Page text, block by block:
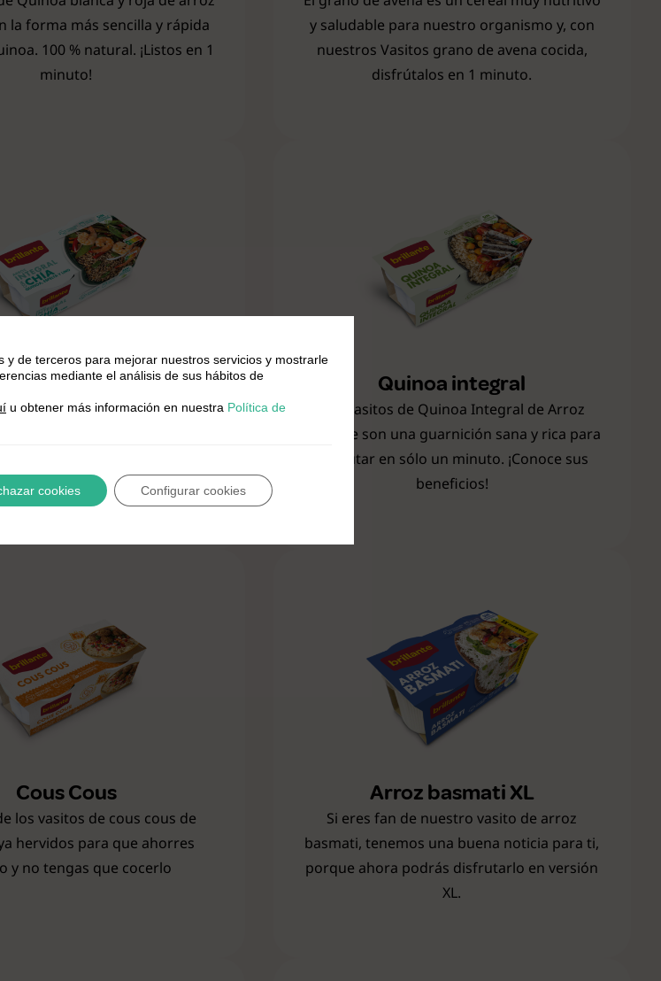
la forma más sencilla y rápida
100 % natural. ¡Listos en 1
minuto!
y saludable para nuestro organismo y, con
nuestros Vasitos grano de avena cocida,
disfrútalos en 1 minuto.
integral con Chía
a tu alimentación de forma
Quinoa integral
Los Vasitos de Quinoa Integral de Arroz
Brillante son una guarnición sana y rica para
disfrutar en sólo un minuto. ¡Conoce sus
beneficios!
Cous Cous
los vasitos de cous cous de
hervidos para que ahorres
y no tengas que cocerlo
Arroz basmati XL
Si eres fan de nuestro vasito de arroz
basmati, tenemos una buena noticia para ti,
porque ahora podrás disfrutarlo en versión
XL.
y de terceros para mejorar nuestros servicios y mostrarle
mediante el análisis de sus hábitos de
u obtener más información en nuestra Política de
cookies Configurar cookies